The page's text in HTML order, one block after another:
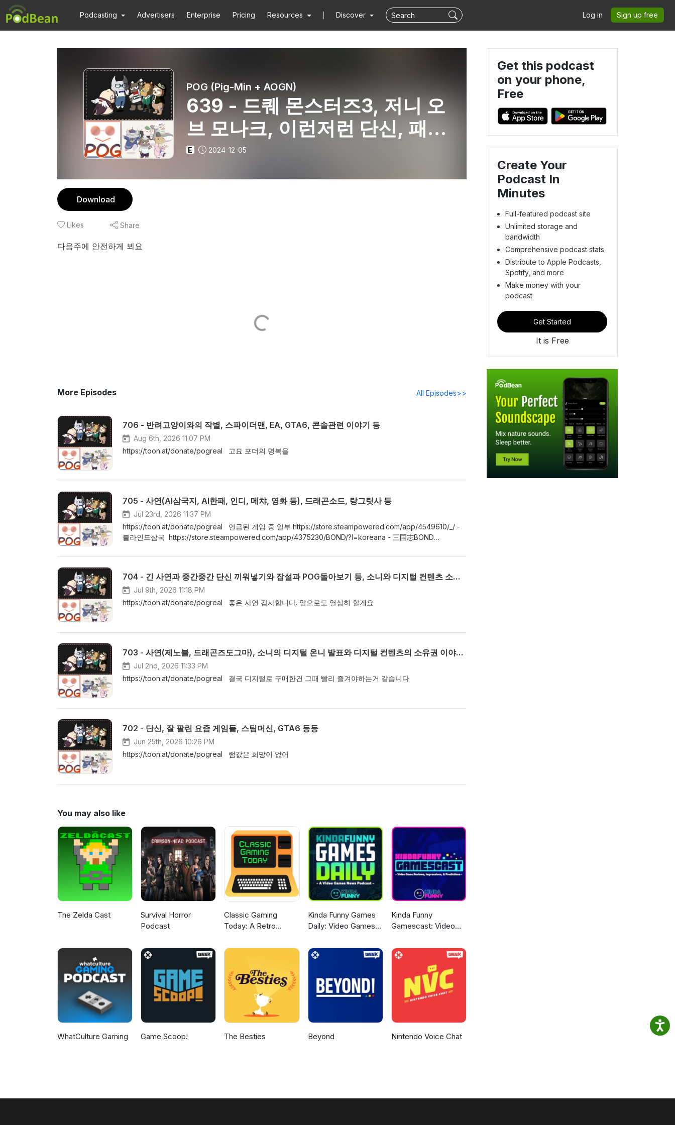
Podcasting Advertisers Enterprise Pricing Resources Discover Log in Sign up free
POG (Pig-Min + AOGN)
639 - 드퀘 몬스터즈3, 저니 오
브 모나크, 이런저런 단신, 패스
오브 엑자일, 기타 잡썰
E 2024-12-05
Download
Likes Share
다음주에 안전하게 뵈요
More Episodes All Episodes>>
706 - 반려고양이와의 작별, 스파이더맨, EA, GTA6, 콘솔관련 이야기 등
Aug 6th, 2026 11:07 PM
https://toon.at/donate/pogreal 고묘 포더의 명복을
705 - 사연(AI삼국지, AI한패, 인디, 메챠, 영화 등), 드래곤소드, 랑그릿사 등
Jul 23rd, 2026 11:37 PM
https://toon.at/donate/pogreal 언급된 게임 중 일부 https://store.steampowered.com/app/4549610/_/ -
블라인드삼국 https://store.steampowered.com/app/4375230/BOND/?l=koreana - 三国志BOND
https://store.steampowered.com/app/1272160/The_Life_and_Suffering_of_Sir_Brante/ - The Life and
20260710083434442100 - 국립중앙도서관 전시 ‘단종 한국 게임, 다시 켜다’
704 - 긴 사연과 중간중간 단신 끼워넣기와 잡설과 POG돌아보기 등, 소니와 디지털 컨텐츠 소유권 이야기, 그외 단신
Jul 9th, 2026 11:18 PM
https://toon.at/donate/pogreal 좋은 사연 감사합니다. 앞으로도 열심히 할게요
703 - 사연(제노블, 드래곤즈도그마), 소니의 디지털 온니 발표와 디지털 컨텐츠의 소유권 이야기, 기타 단신
Jul 2nd, 2026 11:33 PM
https://toon.at/donate/pogreal 결국 디지털로 구매한건 그때 빨리 즐겨야하는거 같습니다
702 - 단신, 잘 팔린 요즘 게임들, 스팀머신, GTA6 등등
Jun 25th, 2026 10:26 PM
https://toon.at/donate/pogreal 램값은 희망이 없어
You may also like
The Zelda Cast
Survival Horror
Podcast
Classic Gaming
Today: A Retro
Kinda Funny Games
Daily: Video Games
Kinda Funny
Gamescast: Video
WhatCulture Gaming Game Scoop! The Besties Beyond Nintendo Voice Chat
Get this podcast
on your phone,
Free
Create Your
Podcast In
Minutes
Full-featured podcast site
Unlimited storage and
bandwidth
Comprehensive podcast stats
Distribute to Apple Podcasts,
Spotify, and more
Make money with your
podcast
Get Started
It is Free